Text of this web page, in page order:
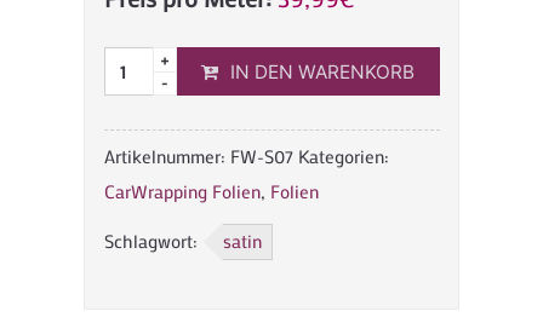
IN DEN WARENKORB
Artikelnummer: FW-S07 Kategorien:
CarWrapping Folien, Folien
Schlagwort: satin